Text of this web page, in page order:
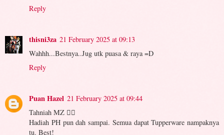
Reply
thisni3za 21 February 2025 at 09:13
Wahhh...Bestnya..Jug utk puasa & raya =D
Reply
Puan Hazel 21 February 2025 at 09:44
Tahniah MZ 👍🏻
Hadiah PH pun dah sampai. Semua dapat Tupperware nampaknya
tu. Best!